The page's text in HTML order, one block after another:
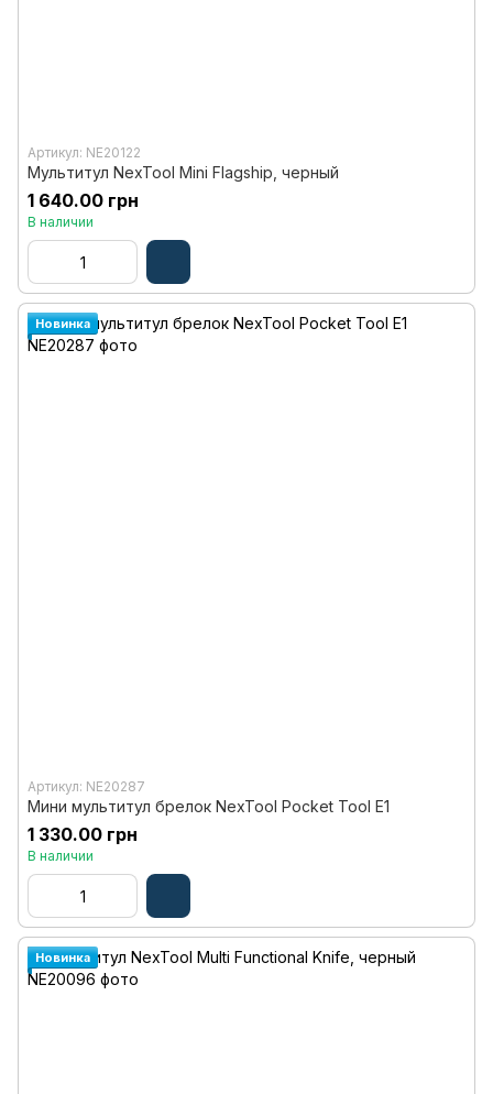
Артикул: NE20122
Мультитул NexTool Mini Flagship, черный
1 640.00 грн
В наличии
Новинка
Артикул: NE20287
Мини мультитул брелок NexTool Pocket Tool E1
1 330.00 грн
В наличии
Новинка